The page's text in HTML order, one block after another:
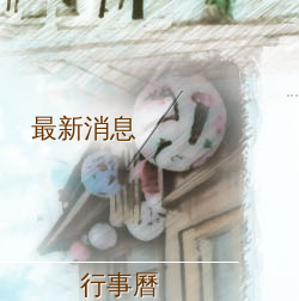
最新消息
行事曆